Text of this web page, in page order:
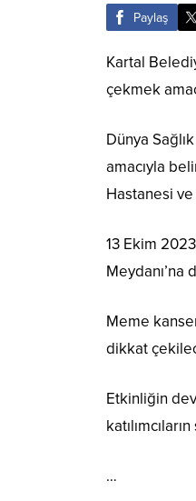
Paylaş
Kartal
çekmek
Dünya
amacıyla
Hastanesi
13 Ekim
Meme
dikkat
Etkinliğin
…